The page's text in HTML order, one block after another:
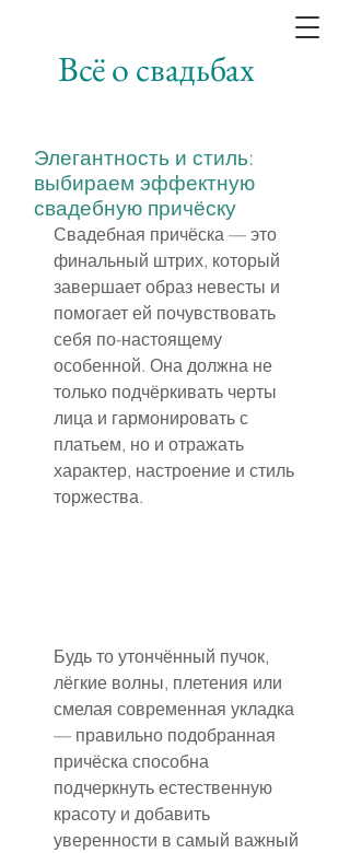
Всё о свадьбах
Элегантность и стиль:
выбираем эффектную
свадебную причёску
Свадебная причёска — это
финальный штрих, который
завершает образ невесты и
помогает ей почувствовать
себя по-настоящему
особенной. Она должна не
только подчёркивать черты
лица и гармонировать с
платьем, но и отражать
характер, настроение и стиль
торжества.
Будь то утончённый пучок,
лёгкие волны, плетения или
смелая современная укладка
— правильно подобранная
причёска способна
подчеркнуть естественную
красоту и добавить
уверенности в самый важный